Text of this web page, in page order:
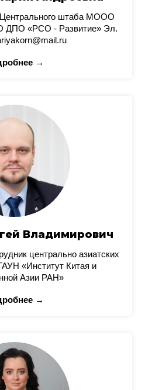
Центрального штаба МООО
ДПО «РСО - Развитие» Эл.
→
Владимирович
центрально азиатских
«Институт Китая и
Азии РАН»
→